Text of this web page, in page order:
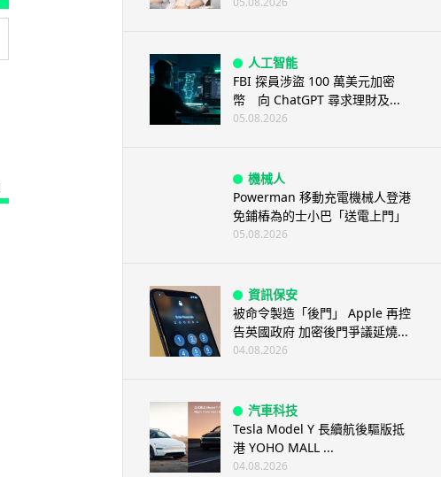
人工智能
FBI 探員涉盜 100 萬美元加密
幣 向 ChatGPT 尋求理財及...
05.08.2026
機械人
Powerman 移動充電機械人登港
免鋪樁為的士小巴「送電上門」
05.08.2026
資訊保安
被命令製造「後門」 Apple 再控
告英國政府 加密後門爭議延燒...
04.08.2026
汽車科技
Tesla Model Y 長續航後驅版抵
港 YOHO MALL ...
04.08.2026